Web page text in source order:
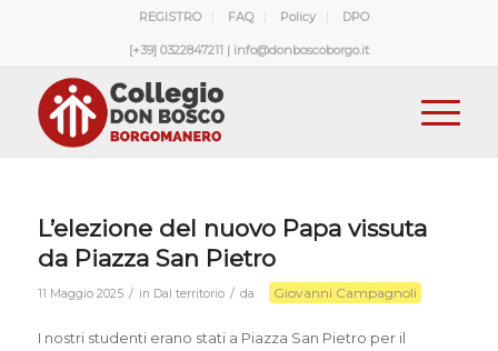
REGISTRO FAQ Policy DPO
[+39] 0322847211 | info@donboscoborgo.it
L’elezione del nuovo Papa vissuta
da Piazza San Pietro
11 Maggio 2025 / in Dal territorio / da Giovanni Campagnoli
I nostri studenti erano stati a Piazza San Pietro per il